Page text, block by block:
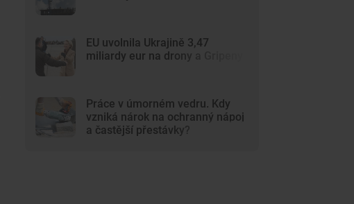
EU uvolnila Ukrajině 3,47
miliardy eur na drony a Gripeny
Práce v úmorném vedru. Kdy
vzniká nárok na ochranný nápoj
a častější přestávky?